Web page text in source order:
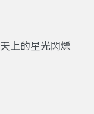
天上的星光閃爍